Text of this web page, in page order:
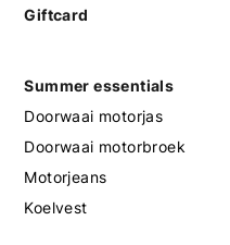
Giftcard
Summer essentials
Doorwaai motorjas
Doorwaai motorbroek
Motorjeans
Koelvest